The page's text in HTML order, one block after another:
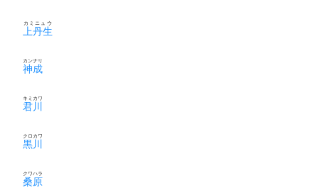
上丹生
カミニュウ
神成
カンナリ
君川
キミカワ
黒川
クロカワ
桑原
クワハラ